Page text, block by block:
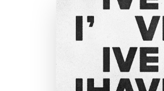
初回30日間無料お試し